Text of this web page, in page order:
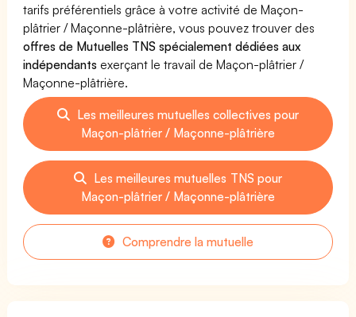
tarifs préférentiels grâce à votre activité de Maçon-
plâtrier / Maçonne-plâtrière, vous pouvez trouver des
offres de Mutuelles TNS spécialement dédiées aux
indépendants exerçant le travail de Maçon-plâtrier /
Maçonne-plâtrière.
Les meilleures mutuelles collectives pour
Maçon-plâtrier / Maçonne-plâtrière
Les meilleures mutuelles TNS pour
Maçon-plâtrier / Maçonne-plâtrière
Comprendre la mutuelle